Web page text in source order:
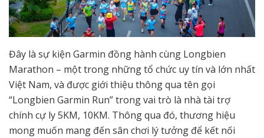
Đây là sự kiện Garmin đồng hành cùng Longbien
Marathon – một trong những tổ chức uy tín và lớn nhất
Việt Nam, và được giới thiệu thông qua tên gọi
“Longbien Garmin Run” trong vai trò là nhà tài trợ
chính cự ly 5KM, 10KM. Thông qua đó, thương hiệu
mong muốn mang đến sân chơi lý tưởng để kết nối